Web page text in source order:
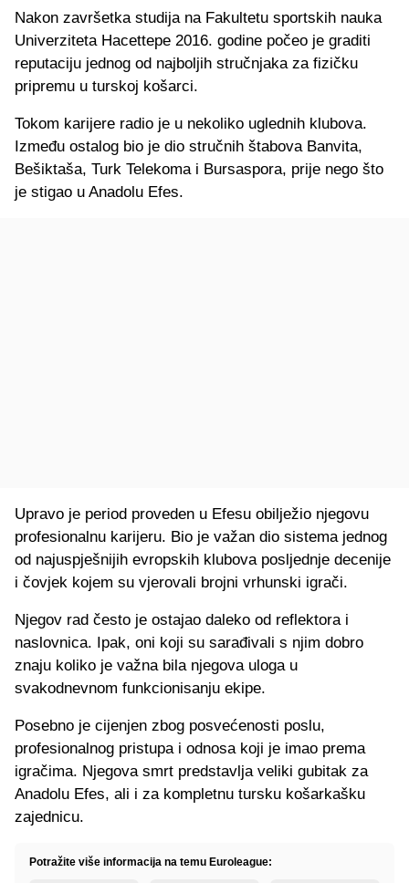
Nakon završetka studija na Fakultetu sportskih nauka
Univerziteta Hacettepe 2016. godine počeo je graditi
reputaciju jednog od najboljih stručnjaka za fizičku
pripremu u turskoj košarci.
Tokom karijere radio je u nekoliko uglednih klubova.
Između ostalog bio je dio stručnih štabova Banvita,
Bešiktaša, Turk Telekoma i Bursaspora, prije nego što
je stigao u Anadolu Efes.
Upravo je period proveden u Efesu obilježio njegovu
profesionalnu karijeru. Bio je važan dio sistema jednog
od najuspješnijih evropskih klubova posljednje decenije
i čovjek kojem su vjerovali brojni vrhunski igrači.
Njegov rad često je ostajao daleko od reflektora i
naslovnica. Ipak, oni koji su sarađivali s njim dobro
znaju koliko je važna bila njegova uloga u
svakodnevnom funkcionisanju ekipe.
Posebno je cijenjen zbog posvećenosti poslu,
profesionalnog pristupa i odnosa koji je imao prema
igračima. Njegova smrt predstavlja veliki gubitak za
Anadolu Efes, ali i za kompletnu tursku košarkašku
zajednicu.
Potražite više informacija na temu Euroleague: